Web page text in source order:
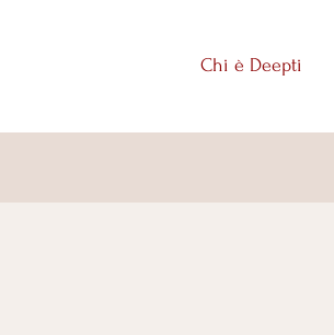
Chi è Deepti